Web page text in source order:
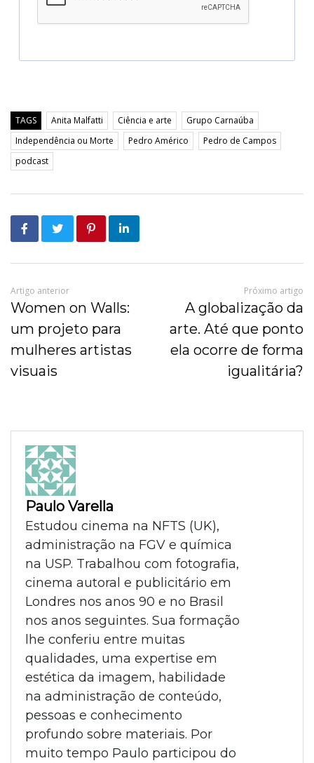
TAGS Anita Malfatti Ciência e arte
Grupo Carnaúba
Independência ou Morte
Pedro Américo
Pedro de Campos
podcast
Artigo anterior
Women on Walls:
um projeto para
mulheres artistas
visuais
Próximo artigo
A globalização da
arte. Até que ponto
ela ocorre de forma
igualitária?
Paulo Varella
Estudou cinema na NFTS (UK),
administração na FGV e química
na USP. Trabalhou com fotografia,
cinema autoral e publicitário em
Londres nos anos 90 e no Brasil
nos anos seguintes. Sua formação
lhe conferiu entre muitas
qualidades, uma expertise em
estética da imagem, habilidade
na administração de conteúdo,
pessoas e conhecimento
profundo sobre materiais. Por
muito tempo Paulo participou do